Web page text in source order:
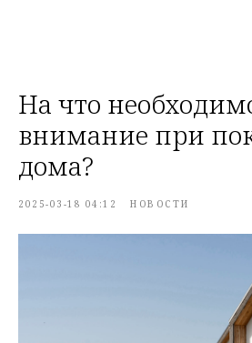
На что
внимание при
дома?
2025-03-18 04:12 НОВОСТИ